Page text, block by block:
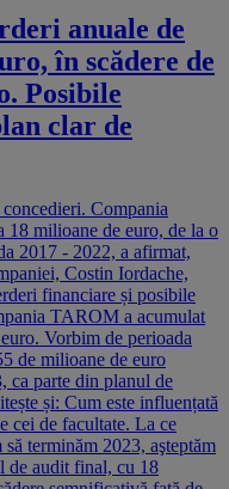
anuale de
în scădere de
Posibile
clar de
Compania
milioane de euro, de la o
2017 - 2022, a afirmat,
Costin Iordache,
financiare și posibile
TAROM a acumulat
Vorbim de perioada
de milioane de euro
ca parte din planul de
și: Cum este influențată
cei de facultate. La ce
terminăm 2023, aşteptăm
de audit final, cu 18